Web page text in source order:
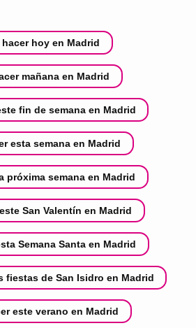
hacer hoy en Madrid
mañana en Madrid
fin de semana en Madrid
esta semana en Madrid
próxima semana en Madrid
San Valentín en Madrid
Semana Santa en Madrid
fiestas de San Isidro en Madrid
este verano en Madrid